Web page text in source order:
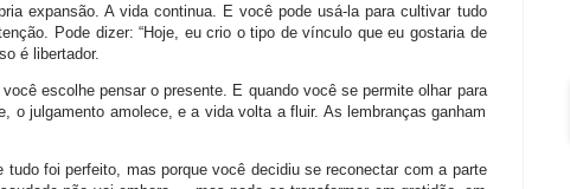
expansão. A vida continua. E você pode usá-la para cultivar tudo
Pode dizer: “Hoje, eu crio o tipo de vínculo que eu gostaria de
é libertador.
escolhe pensar o presente. E quando você se permite olhar para
o julgamento amolece, e a vida volta a fluir. As lembranças ganham
foi perfeito, mas porque você decidiu se reconectar com a parte